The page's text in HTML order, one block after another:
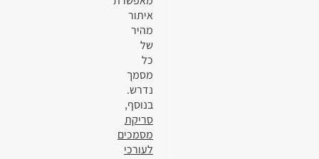
איתור
מהיר
של
כל
מסמך
נדרש.
בנוסף,
סריקת
מסמכים
לעורכי